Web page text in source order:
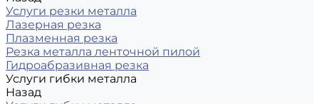
Услуги резки металла
Лазерная резка
Плазменная резка
Резка металла ленточной пилой
Гидроабразивная резка
Услуги гибки металла
Назад